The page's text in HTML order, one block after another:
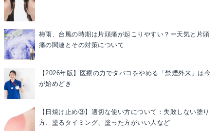
梅雨、台風の時期は片頭痛が起こりやすい？ー天気と片頭
痛の関連とその対策について
【2026年版】医療の力でタバコをやめる「禁煙外来」は今
が始めどき
【日焼け止め③】適切な使い方について：失敗しない塗り
方、塗るタイミング、塗った方がいい人など